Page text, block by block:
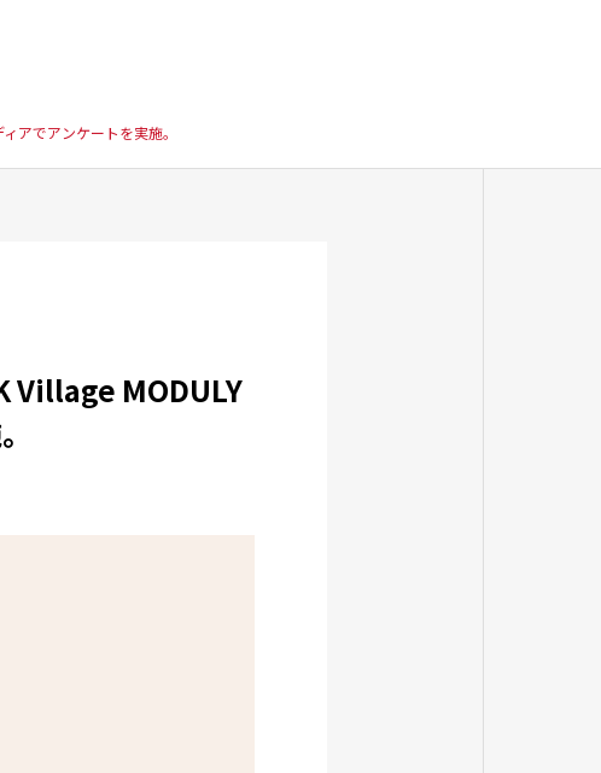
アでアンケートを実施。
Village MODULY